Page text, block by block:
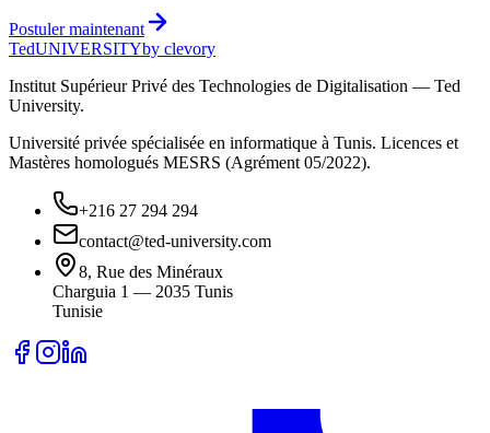
Postuler maintenant
TedUNIVERSITYby clevory
Institut Supérieur Privé des Technologies de Digitalisation — Ted
University.
Université privée spécialisée en informatique à Tunis. Licences et
Mastères homologués MESRS (Agrément 05/2022).
+216 27 294 294
contact@ted-university.com
8, Rue des Minéraux
Charguia 1 — 2035 Tunis
Tunisie